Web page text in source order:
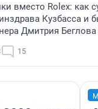
вместо Rolex: как
Кузбасса и
Дмитрия Беглова
15